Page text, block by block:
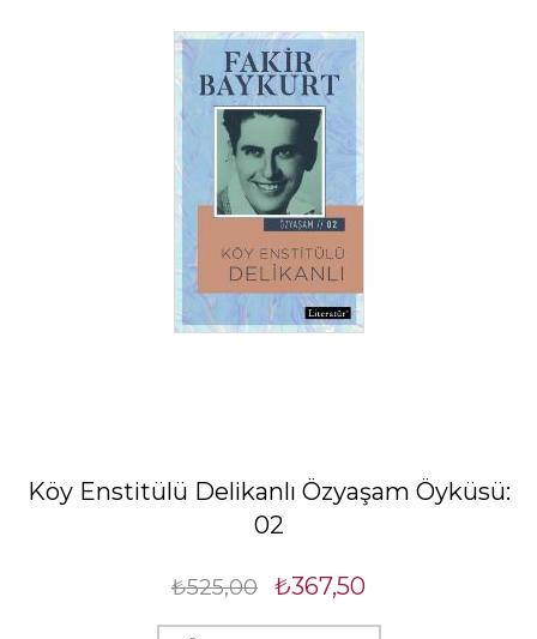
Köy Enstitülü Delikanlı Özyaşam Öyküsü:
02
₺525,00 ₺367,50